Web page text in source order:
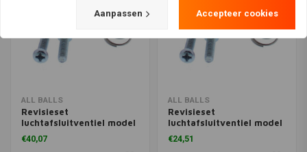
ALL BALLS
Revisieset
luchtafsluitventiel model
46-4027
€40,07
ALL BALLS
Revisieset
luchtafsluitventiel model
46-4025
€24,51
Aanpassen Accepteer cookies